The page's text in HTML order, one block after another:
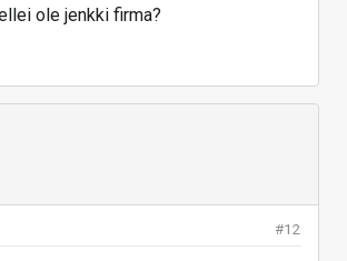
ole jenkki firma?
#12